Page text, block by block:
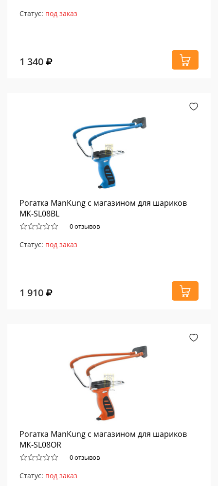
Статус: под заказ
1 340
Рогатка ManKung с магазином для шариков
MK-SL08BL
0 отзывов
Статус: под заказ
1 910
Рогатка ManKung с магазином для шариков
MK-SL08OR
0 отзывов
Статус: под заказ